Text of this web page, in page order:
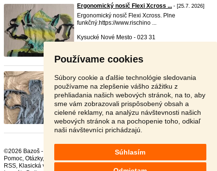
Používame cookies
Súbory cookie a ďalšie technológie sledovania
používame na zlepšenie vášho zážitku z
prehliadania našich webových stránok, na to, aby
sme vám zobrazovali prispôsobený obsah a
cielené reklamy, na analýzu návštevnosti našich
webových stránok a na pochopenie toho, odkiaľ
naši návštevníci prichádzajú.
Súhlasím
Ergonomický nosič Flexi Xcross ... - [25.7. 2026]
Ergonomický nosič Flexi Xcross. Plne
funkčný.https://www.rischino ...
Kysucké Nové Mesto - 023 31
Top stav (používané minimálne)
Bratislava - 841 07
120 €
©2026 Bazoš -
Pomoc, Otázky, Hodnotenie
RSS,